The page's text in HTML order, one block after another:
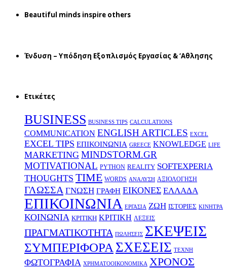
Beautiful minds inspire others
Ένδυση – Υπόδηση Εξοπλισμός Εργασίας & ‘Aθλησης
Ετικέτες
BUSINESS BUSINESS TIPS CALCULATIONS
COMMUNICATION ENGLISH ARTICLES EXCEL
EXCEL TIPS EΠΙΚΟΙΝΩΝΙΑ GREECE KNOWLEDGE LIFE
MARKETING MINDSTORM.GR
MOTIVATIONAL PYTHON REALITY SOFTEXPERIA
THOUGHTS TIME WORDS ΑΝΑΛΥΣΗ ΑΞΙΟΛΟΓΗΣΗ
ΓΛΩΣΣΑ ΓΝΩΣΗ ΓΡΑΦΗ ΕΙΚΟΝΕΣ ΕΛΛΑΔΑ
ΕΠΙΚΟΙΝΩΝΙΑ ΕΡΓΑΣΙΑ ΖΩΗ ΙΣΤΟΡΙΕΣ ΚΙΝΗΤΡΑ
ΚΟΙΝΩΝΙΑ ΚΡΙΤΙΚΗ ΚΡΙΤΙΚΗ ΛΕΞΕΙΣ
ΠΡΑΓΜΑΤΙΚΟΤΗΤΑ ΠΩΛΗΣΕΙΣ ΣΚΕΨΕΙΣ
ΣΥΜΠΕΡΙΦΟΡΑΣΧΕΣΕΙΣ ΤΕΧΝΗ
ΦΩΤΟΓΡΑΦΙΑ ΧΡΗΜΑΤΟΟΙΚΟΝΟΜΙΚΑ ΧΡΟΝΟΣ